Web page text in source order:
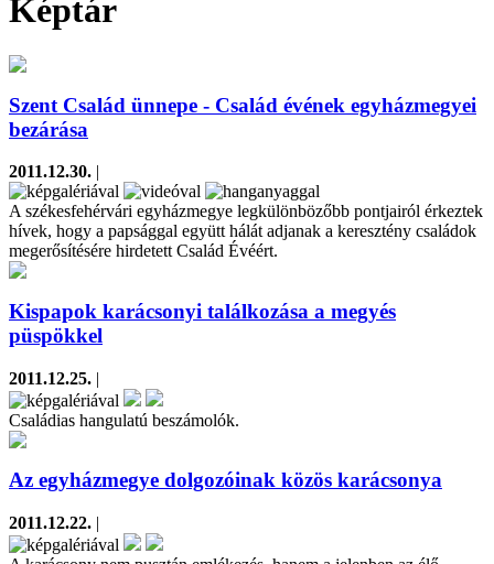
Képtár
Szent Család ünnepe - Család évének egyházmegyei
bezárása
2011.12.30. |
A székesfehérvári egyházmegye legkülönbözőbb pontjairól érkeztek
hívek, hogy a papsággal együtt hálát adjanak a keresztény családok
megerősítésére hirdetett Család Évéért.
Kispapok karácsonyi találkozása a megyés
püspökkel
2011.12.25. |
Családias hangulatú beszámolók.
Az egyházmegye dolgozóinak közös karácsonya
2011.12.22. |